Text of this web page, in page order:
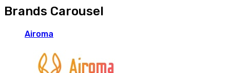
Brands Carousel
Airoma